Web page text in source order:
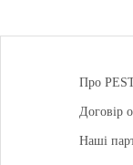
Про
Договір
Наші